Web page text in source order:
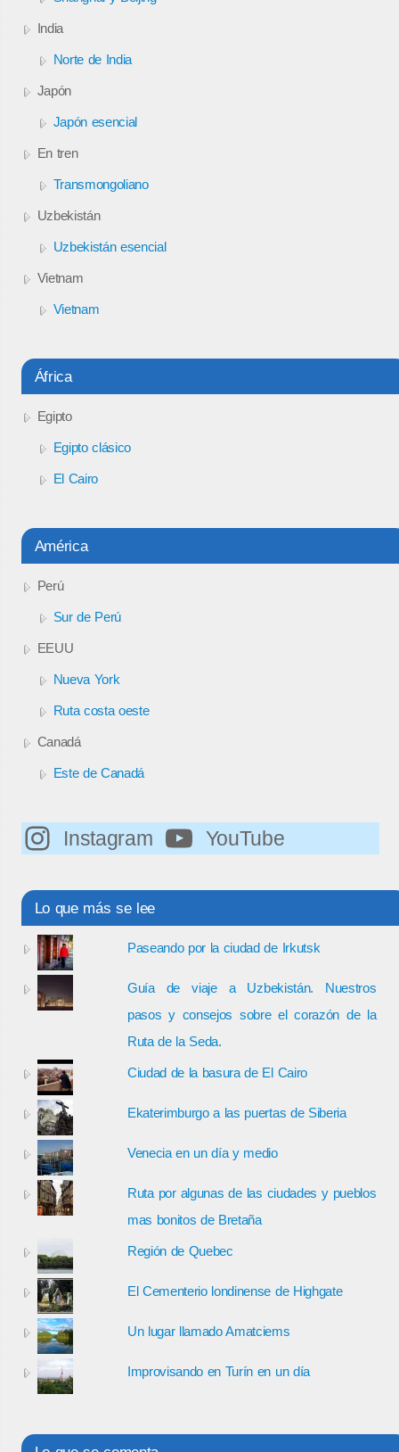
India
Norte de India
Japón
Japón esencial
En tren
Transmongoliano
Uzbekistán
Uzbekistán esencial
Vietnam
Vietnam
África
Egipto
Egipto clásico
El Cairo
América
Perú
Sur de Perú
EEUU
Nueva York
Ruta costa oeste
Canadá
Este de Canadá
Instagram YouTube
Lo que más se lee
Paseando por la ciudad de Irkutsk
Guía de viaje a Uzbekistán. Nuestros
pasos y consejos sobre el corazón de la
Ruta de la Seda.
Ciudad de la basura de El Cairo
Ekaterimburgo a las puertas de Siberia
Venecia en un día y medio
Ruta por algunas de las ciudades y pueblos
mas bonitos de Bretaña
Región de Quebec
El Cementerio londinense de Highgate
Un lugar llamado Amatciems
Improvisando en Turín en un día